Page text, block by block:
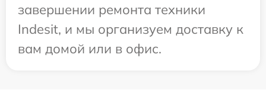
завершении ремонта техники
Indesit, и мы организуем доставку к
вам домой или в офис.